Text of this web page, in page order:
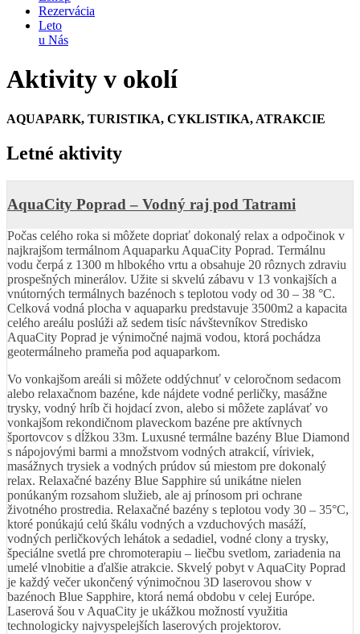
Rezervácia
Leto
u Nás
Aktivity v okolí
AQUAPARK, TURISTIKA, CYKLISTIKA, ATRAKCIE
Letné aktivity
AquaCity Poprad – Vodný raj pod Tatrami
Počas celého roka si môžete dopriať dokonalý relax a odpočinok v
najkrajšom termálnom Aquaparku AquaCity Poprad. Termálnu
vodu čerpá z 1300 m hlbokého vrtu a obsahuje 20 rôznych zdraviu
prospešných minerálov. Užite si skvelú zábavu v 13 vonkajších a
vnútorných termálnych bazénoch s teplotou vody od 30 – 38 °C.
Celková vodná plocha v aquaparku predstavuje 3500m2 a kapacita
celého areálu poslúži až sedem tisíc návštevníkov Stredisko
AquaCity Poprad je výnimočné najmä vodou, ktorá pochádza
geotermálneho prameňa pod aquaparkom.
Vo vonkajšom areáli si môžete oddýchnuť v celoročnom sedacom
alebo relaxačnom bazéne, kde nájdete vodné perličky, masážne
trysky, vodný hríb či hojdací zvon, alebo si môžete zaplávať vo
vonkajšom rekondičnom plaveckom bazéne pre aktívnych
športovcov s dĺžkou 33m. Luxusné termálne bazény Blue Diamond
s nápojovými barmi a množstvom vodných atrakcií, víriviek,
masážnych trysiek a vodných prúdov sú miestom pre dokonalý
relax. Relaxačné bazény Blue Sapphire sú unikátne nielen
ponúkaným rozsahom služieb, ale aj prínosom pri ochrane
životného prostredia. Relaxačné bazény s teplotou vody 30 – 35°C,
ktoré ponúkajú celú škálu vodných a vzduchových masáží,
vodných perličkových lehátok a sedadiel, vodné clony a trysky,
špeciálne svetlá pre chromoterapiu – liečbu svetlom, zariadenia na
umelé vlnobitie a ďalšie atrakcie. Skvelý pobyt v AquaCity Poprad
je každý večer ukončený výnimočnou 3D laserovou show v
bazénoch Blue Sapphire, ktorá nemá obdobu v celej Európe.
Laserová šou v AquaCity je ukážkou možností využitia
technologicky najvyspelejších laserových projektorov.